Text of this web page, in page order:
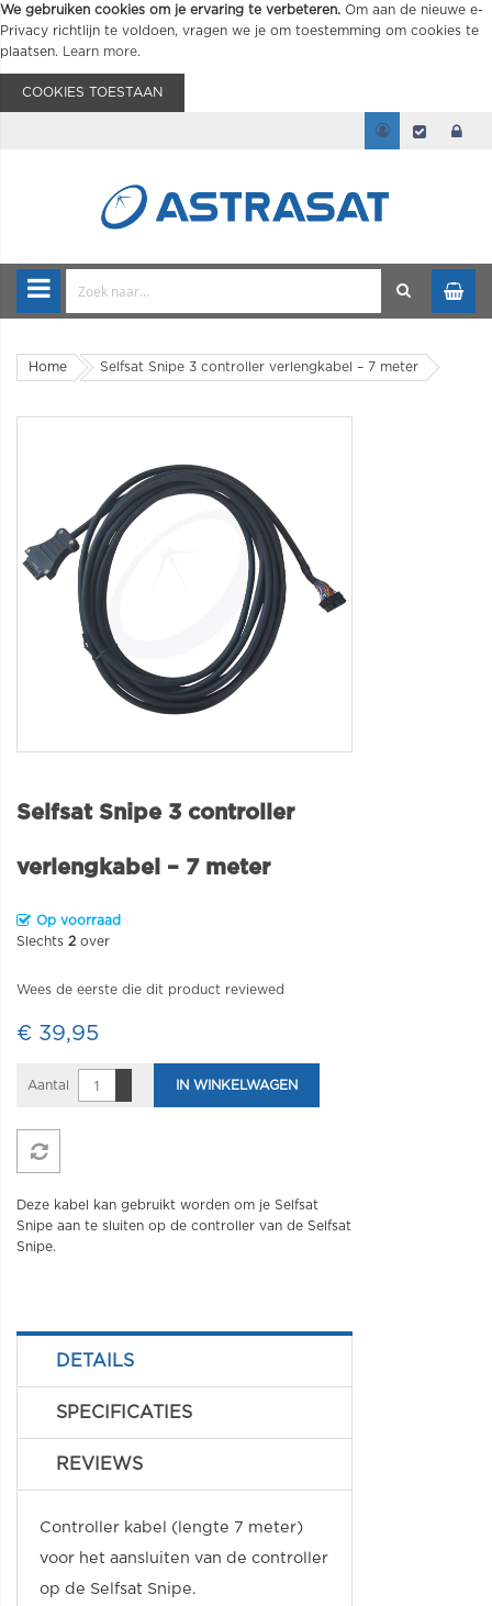
We gebruiken cookies om je ervaring te verbeteren. Om aan de nieuwe e-
Privacy richtlijn te voldoen, vragen we je om toestemming om cookies te
plaatsen.
Learn more.
COOKIES TOESTAAN
Home Selfsat Snipe 3 controller verlengkabel – 7 meter
Selfsat Snipe 3 controller
verlengkabel – 7 meter
Op voorraad
Slechts 2 over
Wees de eerste die dit product reviewed
€ 39,95
Aantal IN WINKELWAGEN
Deze kabel kan gebruikt worden om je Selfsat
Snipe aan te sluiten op de controller van de Selfsat
Snipe.
DETAILS
SPECIFICATIES
REVIEWS
Controller kabel (lengte 7 meter)
voor het aansluiten van de controller
op de Selfsat Snipe.